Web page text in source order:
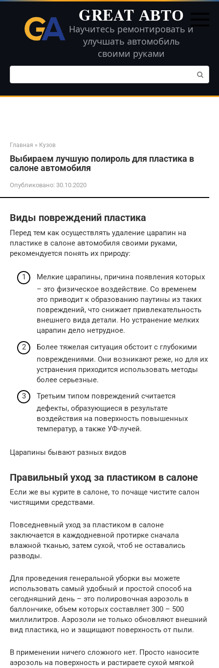
Перейти
контенту
GREAT АВТО
Научитесь ремонтировать и
улучшать автомобиль
своими руками
Поиск:
Главная » Кузов
Выбираем лучшую полироль для пластика в
салоне автомобиля
Опубликовано: 30.10.2020
Виды повреждений пластика
Перед тем как осуществлять удаление царапин на
пластике в салоне автомобиля своими руками,
рекомендуется понять их природу:
Мелкие царапины, причина появления которых
– это физическое воздействие. Со временем
это приводит к образованию паутины из таких
повреждений, что снижает привлекательность
внешнего вида детали. Но устранение мелких
царапин дело нетрудное.
Более тяжелая ситуация обстоит с глубокими
повреждениями. Они возникают реже, но для их
устранения приходится использовать методы
более серьезные.
Третьим типом повреждений считается
дефекты, образующиеся в результате
воздействия на поверхность повышенных
температур, а также УФ-лучей.
Царапины бывают разных видов
Правильный уход за пластиком в салоне
Если же вы курите в салоне, то почаще чистите салон
чистящими средствами.
Повседневный уход за пластиком в салоне
заключается в каждодневной протирке сначала
влажной тканью, затем сухой, чтоб не оставались
разводы.
Для проведения генеральной уборки вы можете
использовать самый удобный и простой способ на
сегодняшний день – это полировочная аэрозоль в
баллончике, объем которых составляет 300 – 500
миллилитров. Аэрозоли не только обновляют внешний
вид пластика, но и защищают поверхность от пыли.
В применении ничего сложного нет. Просто наносите
аэрозоль на поверхность и растираете сухой мягкой